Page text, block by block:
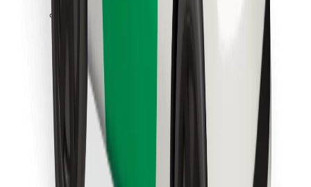
Κατεβάστε την εφαρμογή Bolt Food